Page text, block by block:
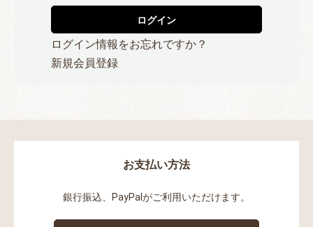
ログイン
ログイン情報をお忘れですか？
新規会員登録
お支払い方法
銀行振込、PayPalがご利用いただけます。